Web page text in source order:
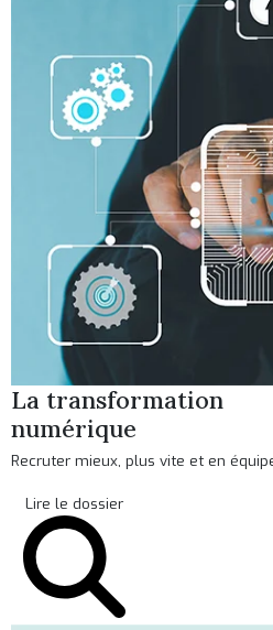
La transformation
numérique
Recruter mieux, plus vite et en
Lire le dossier